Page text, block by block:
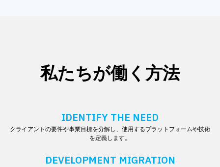
私たちが働く方法
IDENTIFY THE NEED
クライアントの要件や事業目標を分解し、使用するプラットフォームや技術
を定義します。
DEVELOPMENT MIGRATION